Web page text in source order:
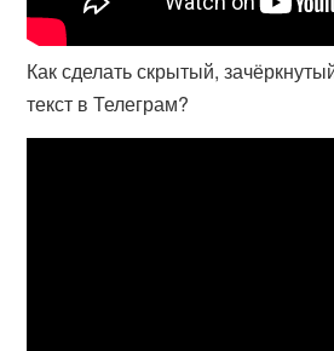
Как сделать скрытый,
текст в Телеграм?